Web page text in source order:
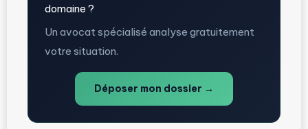
domaine ?
Un avocat spécialisé analyse gratuitement
votre situation.
Déposer mon dossier →